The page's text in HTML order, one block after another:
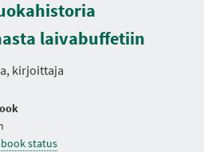
laivabuffetiin
kirjoittaja
status